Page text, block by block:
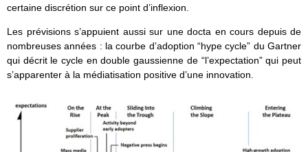
certaine discrétion sur ce point d’inflexion.
Les prévisions s’appuient aussi sur une docta en cours depuis de
nombreuses années : la courbe d’adoption “hype cycle” du Gartner
qui décrit le cycle en double gaussienne de “l’expectation” qui peut
s’apparenter à la médiatisation positive d’une innovation.